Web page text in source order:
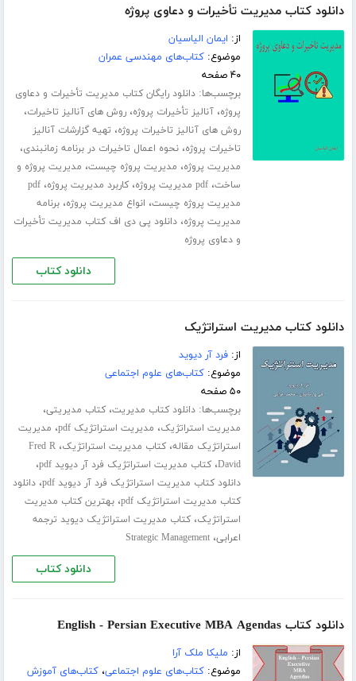
دانلود کتاب مدیریت تأخیرات و دعاوی پروژه
از: ایمان الیاسیان
موضوع:کتاب‌های مهندسی عمران
۴۰ صفحه
برچسب‌ها:دانلود رایگان کتاب مدیریت تأخیرات و دعاوی
پروژه،آنالیز تأخیرات پروژه،روش های آنالیز تاخیرات،
روش های آنالیز تاخیرات پروژه، تهیه گزارشات آنالیز
تاخیرات پروژه،نحوه اعمال تاخیرات در برنامه زمانبندی،
مدیریت پروژه، مدیریت پروژه چیست، مدیریت پروژه و
ساخت،pdf مدیریت پروژه ،کاربرد مدیریت پروژه،pdf
مدیریت پروژه چیست، انواع مدیریت پروژه،برنامه
مدیریت پروژه،دانلود پی دی اف کتاب مدیریت تأخیرات
و دعاوی پروژه
دانلود کتاب
دانلود کتاب مدیریت استراتژیک
از:فرد آر دیوید
موضوع:کتاب‌های علوم اجتماعی
۵۰ صفحه
برچسب‌ها:دانلود کتاب مدیریت،کتاب مدیریتی،
مدیریت استراتژیک، مدیریت استراتژیک pdf ، مدیریت
استراتژیک مقاله،کتاب مدیریت استراتژیک،Fred R
David،کتاب مدیریت استراتژیک فرد آر دیوید pdf ،
دانلود کتاب مدیریت استراتژیک فرد آر دیوید pdf ،دانلود
کتاب مدیریت استراتژیک pdf
،بهترین کتاب مدیریت
استراتژیک،کتاب مدیریت استراتژیک دیوید ترجمه
اعرابی،Strategic Management
دانلود کتاب
دانلود کتاب English - Persian Executive MBA Agendas
از: ملیکا ملک آرا
موضوع:کتاب‌های علوم اجتماعی،کتاب‌های آموزش